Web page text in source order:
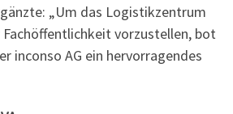
„Um das Logistikzentrum
vorzustellen, bot
inconso AG ein hervorragendes